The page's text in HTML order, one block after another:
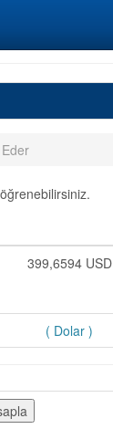
399,6594 USD
( Dolar )